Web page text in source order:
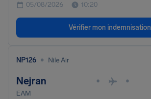
05/08/2026 10:20
Vérifier mon indemnisation
NP126 • Nile Air
Nejran • •
EAM